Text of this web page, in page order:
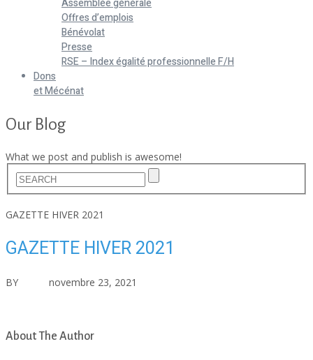
Assemblée générale
Offres d’emplois
Bénévolat
Presse
RSE – Index égalité professionnelle F/H
Dons
et Mécénat
Our Blog
What we post and publish is awesome!
GAZETTE HIVER 2021
GAZETTE HIVER 2021
BY novembre 23, 2021
About The Author